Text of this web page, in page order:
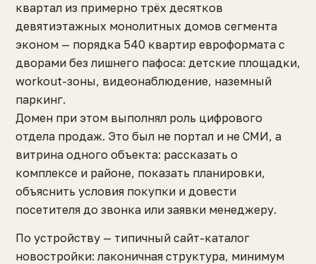
квартал из примерно трёх десятков
девятиэтажных монолитных домов сегмента
эконом — порядка 540 квартир евроформата с
дворами без лишнего пафоса: детские площадки,
workout-зоны, видеонаблюдение, наземный
паркинг.
Домен при этом выполнял роль цифрового
отдела продаж. Это был не портал и не СМИ, а
витрина одного объекта: рассказать о
комплексе и районе, показать планировки,
объяснить условия покупки и довести
посетителя до звонка или заявки менеджеру.
По устройству — типичный сайт-каталог
новостройки: лаконичная структура, минимум